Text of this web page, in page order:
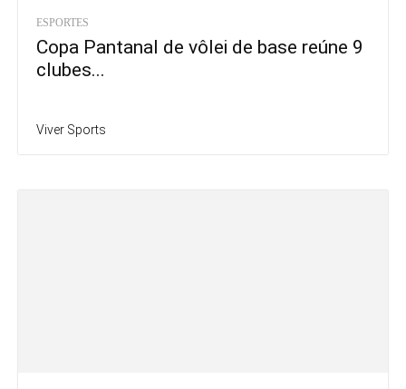
ESPORTES
Copa Pantanal de vôlei de base reúne 9
clubes...
Viver Sports